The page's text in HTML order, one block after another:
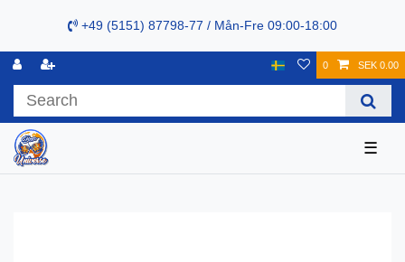
+49 (5151) 87798-77 / Mån-Fre 09:00-18:00
0 SEK 0.00
☰